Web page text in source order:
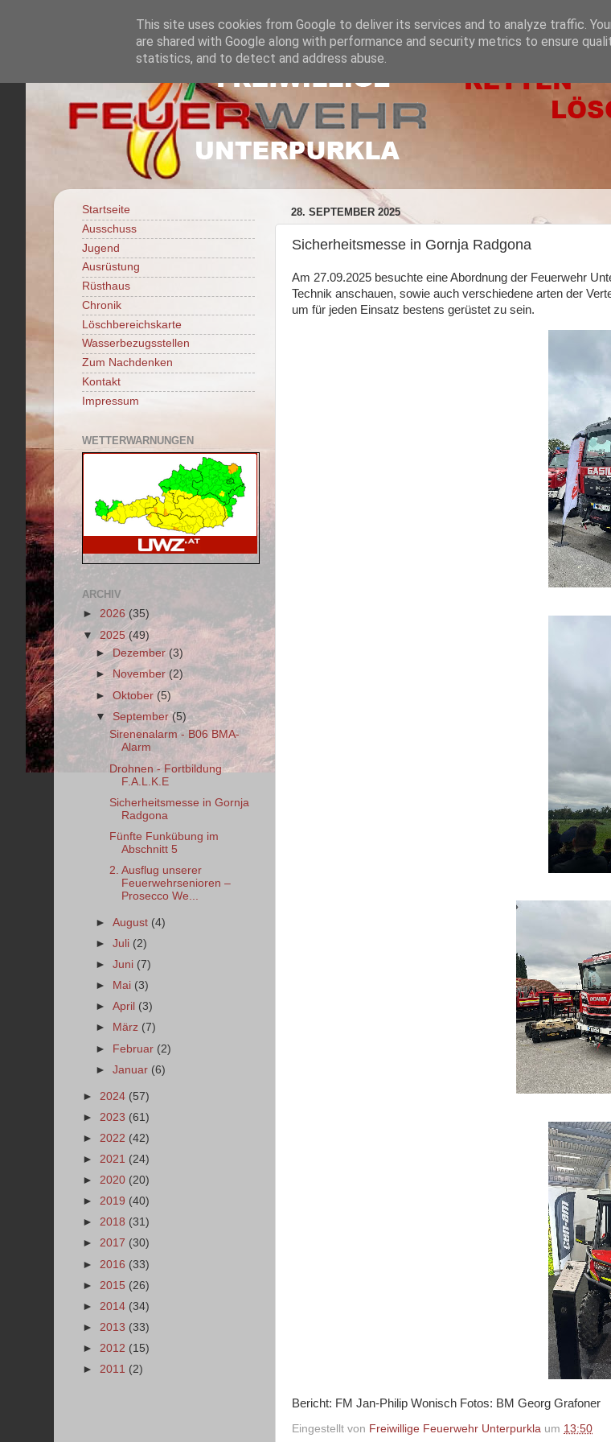
28. SEPTEMBER 2025
Sicherheitsmesse in Gornja Radgona
Am 27.09.2025 besuchte eine Abordnung der Feuerwehr
Technik anschauen, sowie auch verschiedene arten der
um für jeden Einsatz bestens gerüstet zu sein.
Bericht: FM Jan-Philip Wonisch Fotos: BM Georg Grafoner
Eingestellt von Freiwillige Feuerwehr Unterpurkla um 13:50
Startseite
Ausschuss
Jugend
Ausrüstung
Rüsthaus
Chronik
Löschbereichskarte
Wasserbezugsstellen
Zum Nachdenken
Kontakt
Impressum
WETTERWARNUNGEN
ARCHIV
► 2026 (35)
▼ 2025(49)
►Dezember (3)
► November(2)
►Oktober(5)
▼September(5)
Sirenenalarm - B06 BMA-
Alarm
Drohnen - Fortbildung
F.A.L.K.E
Sicherheitsmesse in Gornja
Radgona
Fünfte Funkübung im
Abschnitt 5
2. Ausflug unserer
Feuerwehrsenioren –
Prosecco We...
►August (4)
►Juli (2)
►Juni (7)
►
Mai (3)
►April (3)
►
März (7)
► Februar (2)
►Januar (6)
► 2024 (57)
► 2023 (61)
► 2022 (42)
► 2021 (24)
► 2020 (20)
► 2019 (40)
► 2018 (31)
► 2017 (30)
► 2016 (33)
► 2015 (26)
► 2014 (34)
► 2013 (33)
► 2012 (15)
► 2011 (2)
This site uses cookies from Google to deliver its services and to analyze traffic.
are shared with Google along with performance and security metrics to ensure
statistics, and to detect and address abuse.